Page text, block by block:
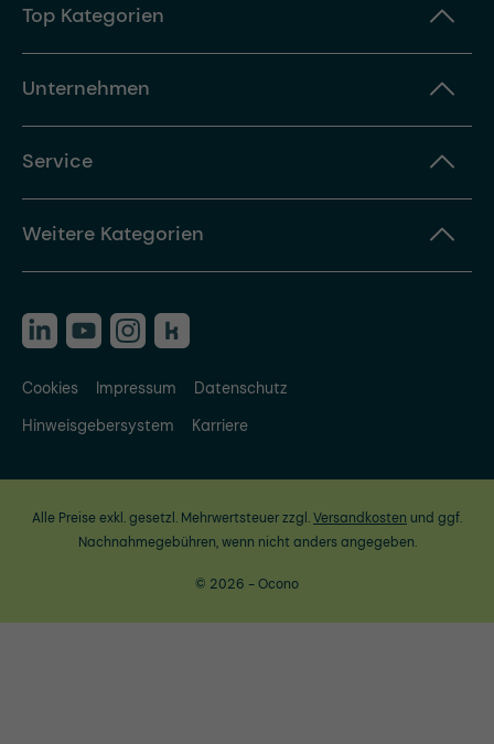
Top Kategorien
Unternehmen
Service
Weitere Kategorien
Cookies Impressum
Datenschutz
Hinweisgebersystem
Karriere
Alle Preise exkl. gesetzl. Mehrwertsteuer zzgl.Versandkosten und ggf.
Nachnahmegebühren, wenn nicht anders angegeben.
© 2026 - Ocono